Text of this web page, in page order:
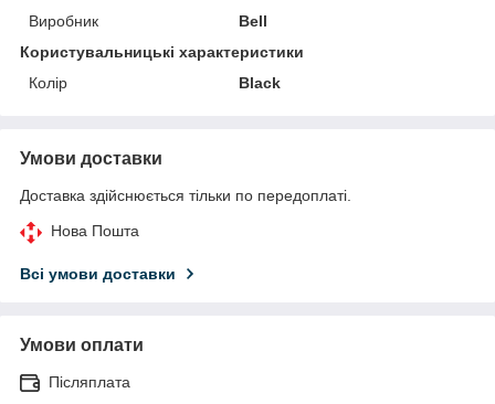
Виробник
Bell
Користувальницькі характеристики
Колір
Black
Умови доставки
Доставка здійснюється тільки по передоплаті.
Нова Пошта
Всі умови доставки
Умови оплати
Післяплата